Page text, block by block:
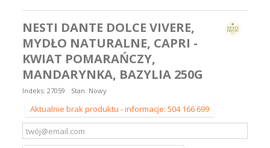
NESTI DANTE DOLCE VIVERE,
MYDŁO NATURALNE, CAPRI -
KWIAT POMARAŃCZY,
MANDARYNKA, BAZYLIA 250G
Indeks: 27059 Stan: Nowy
Aktualnie brak produktu - informacje: 504 166 699